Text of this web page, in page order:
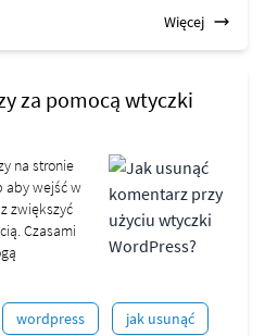
Więcej
za pomocą wtyczki
na stronie
aby wejść w
zwiększyć
Czasami
wordpress jak usunąć